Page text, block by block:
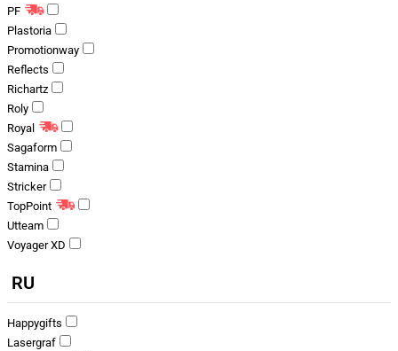
PF
Plastoria
Promotionway
Reflects
Richartz
Roly
Royal
Sagaform
Stamina
Stricker
TopPoint
Utteam
Voyager XD
RU
Happygifts
Lasergraf